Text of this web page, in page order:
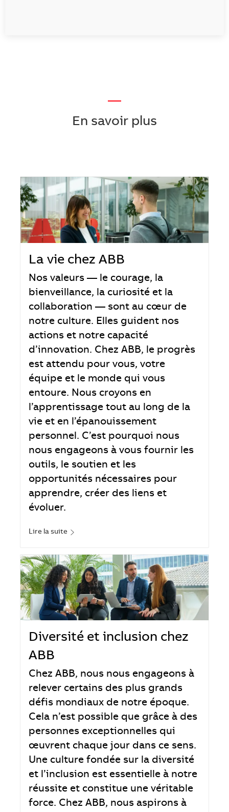
—
En savoir plus
La vie chez ABB
Nos valeurs — le courage, la
bienveillance, la curiosité et la
collaboration — sont au cœur de
notre culture. Elles guident nos
actions et notre capacité
d’innovation. Chez ABB, le progrès
est attendu pour vous, votre
équipe et le monde qui vous
entoure. Nous croyons en
l’apprentissage tout au long de la
vie et en l’épanouissement
personnel. C’est pourquoi nous
nous engageons à vous fournir les
outils, le soutien et les
opportunités nécessaires pour
apprendre, créer des liens et
évoluer.
Lire la suite
Diversité et inclusion chez
ABB
Chez ABB, nous nous engageons à
relever certains des plus grands
défis mondiaux de notre époque.
Cela n’est possible que grâce à des
personnes exceptionnelles qui
œuvrent chaque jour dans ce sens.
Une culture fondée sur la diversité
et l’inclusion est essentielle à notre
réussite et constitue une véritable
force. Chez ABB, nous aspirons à